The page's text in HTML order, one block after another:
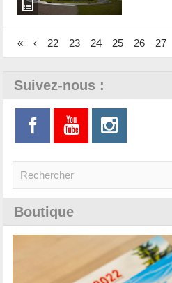
« ‹ 22 23 24 25 26 27
Suivez-nous :
Boutique